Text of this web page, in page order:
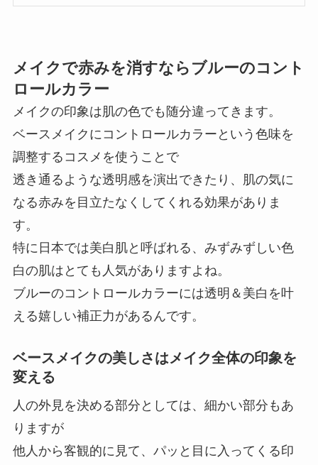
メイクで赤みを消すならブルーのコント
ロールカラー
メイクの印象は肌の色でも随分違ってきます。
ベースメイクにコントロールカラーという色味を
調整するコスメを使うことで
透き通るような透明感を演出できたり、肌の気に
なる赤みを目立たなくしてくれる効果がありま
す。
特に日本では美白肌と呼ばれる、みずみずしい色
白の肌はとても人気がありますよね。
ブルーのコントロールカラーには透明＆美白を叶
える嬉しい補正力があるんです。
ベースメイクの美しさはメイク全体の印象を
変える
人の外見を決める部分としては、細かい部分もあ
りますが
他人から客観的に見て、パッと目に入ってくる印